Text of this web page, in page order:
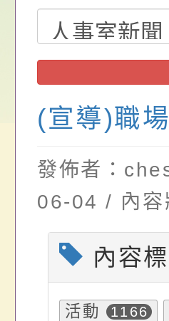
列講座
辦理「
前教育
置課程
畫」一
請，請查
公告:桃
施問答集
轉知:桃
減碳存
桃園市
年度祖
祝活動
位協助
關（構
名參加，
轉知有
員退休
算器」
亦可利用
(宣導)職
發佈者：
06-04 / 內容
內容
活動 1166